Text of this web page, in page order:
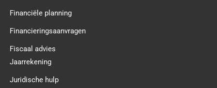
Financiële planning
Financieringsaanvragen
Fiscaal advies
Jaarrekening
Juridische hulp